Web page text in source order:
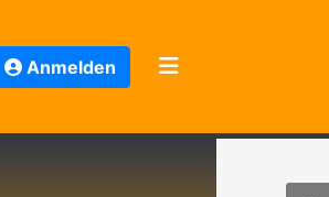
Anmelden